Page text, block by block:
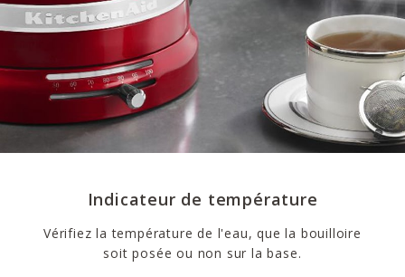
Indicateur de température
Vérifiez la température de l'eau, que la bouilloire
soit posée ou non sur la base.